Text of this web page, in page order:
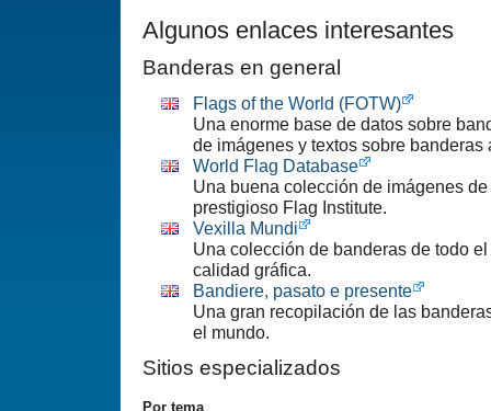
Algunos enlaces interesantes
Banderas en general
Flags of the World (FOTW)
Una enorme base de datos sobre
de imágenes y textos sobre banderas
World Flag Database
Una buena colección de imágenes
prestigioso Flag Institute.
Vexilla Mundi
Una colección de banderas de todo
calidad gráfica.
Bandiere, pasato e presente
Una gran recopilación de las
el mundo.
Sitios especializados
Por tema